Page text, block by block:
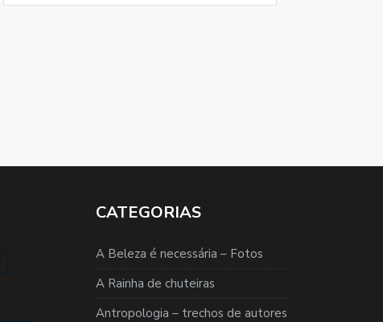
CATEGORIAS
A Beleza é necessária – Fotos
A Rainha de chuteiras
Antropologia – trechos de autores